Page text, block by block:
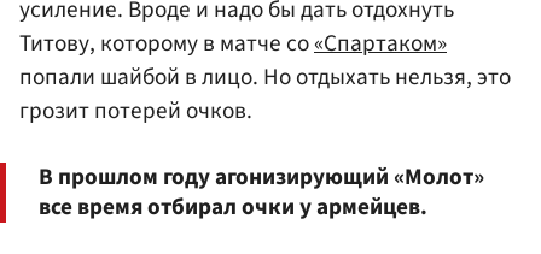
усиление. Вроде и надо бы дать отдохнуть
Титову, которому в матче со«Спартаком»
попали шайбой в лицо. Но отдыхать нельзя, это
грозит потерей очков.
В прошлом году агонизирующий «Молот»
все время отбирал очки у армейцев.